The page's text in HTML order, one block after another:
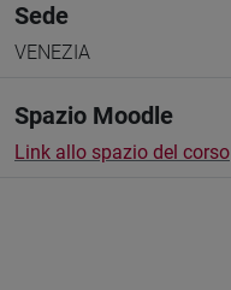
Sede
VENEZIA
Spazio Moodle
Link allo spazio del corso